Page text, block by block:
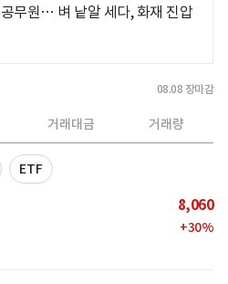
무원… 벼 낱알 세다, 화재 진압
08.08 장마감
거래대금 거래량
ETF
8,060
+30%